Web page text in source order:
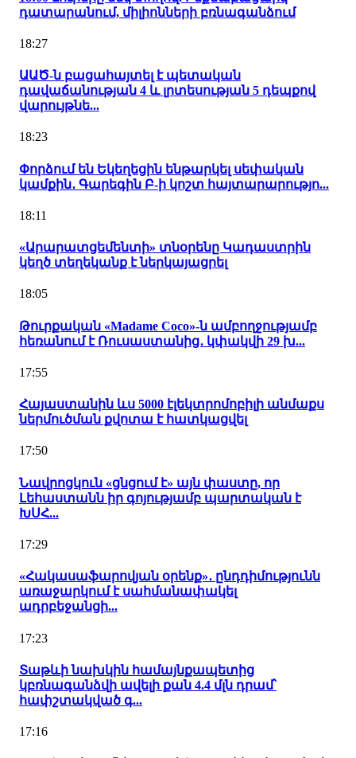
դատարանում, միլիոնների բռնագանձում
18:27
ԱԱԾ-ն բացահայտել է պետական
դավաճանության 4 և լրտեսության 5 դեպքով
վարույթնե...
18:23
Փորձում են Եկեղեցին ենթարկել սեփական
կամքին․ Գարեգին Բ-ի կոշտ հայտարարությո...
18:11
«Արարատցեմենտի» տնօրենը Կադաստրին
կեղծ տեղեկանք է ներկայացրել
18:05
Թուրքական «Madame Coco»-ն ամբողջությամբ
հեռանում է Ռուսաստանից․ կփակվի 29 խ...
17:55
Հայաստանին ևս 5000 էլեկտրոմոբիլի անմաքս
ներմուծման քվոտա է հատկացվել
17:50
Նավրոցկուն «ցնցում է» այն փաստը, որ
Լեհաստանն իր գոյությամբ պարտական է
ԽՍՀ...
17:29
«Հակասաֆարովյան օրենք»․ ընդդիմությունն
առաջարկում է սահմանափակել
ադրբեջանցի...
17:23
Տաթևի նախկին համայնքապետից
կբռնագանձվի ավելի քան 4.4 մլն դրամ՝
հափշտակված գ...
17:16